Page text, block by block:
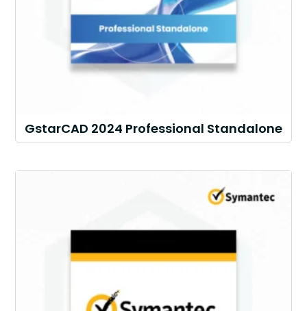
GstarCAD 2024 Professional Standalone